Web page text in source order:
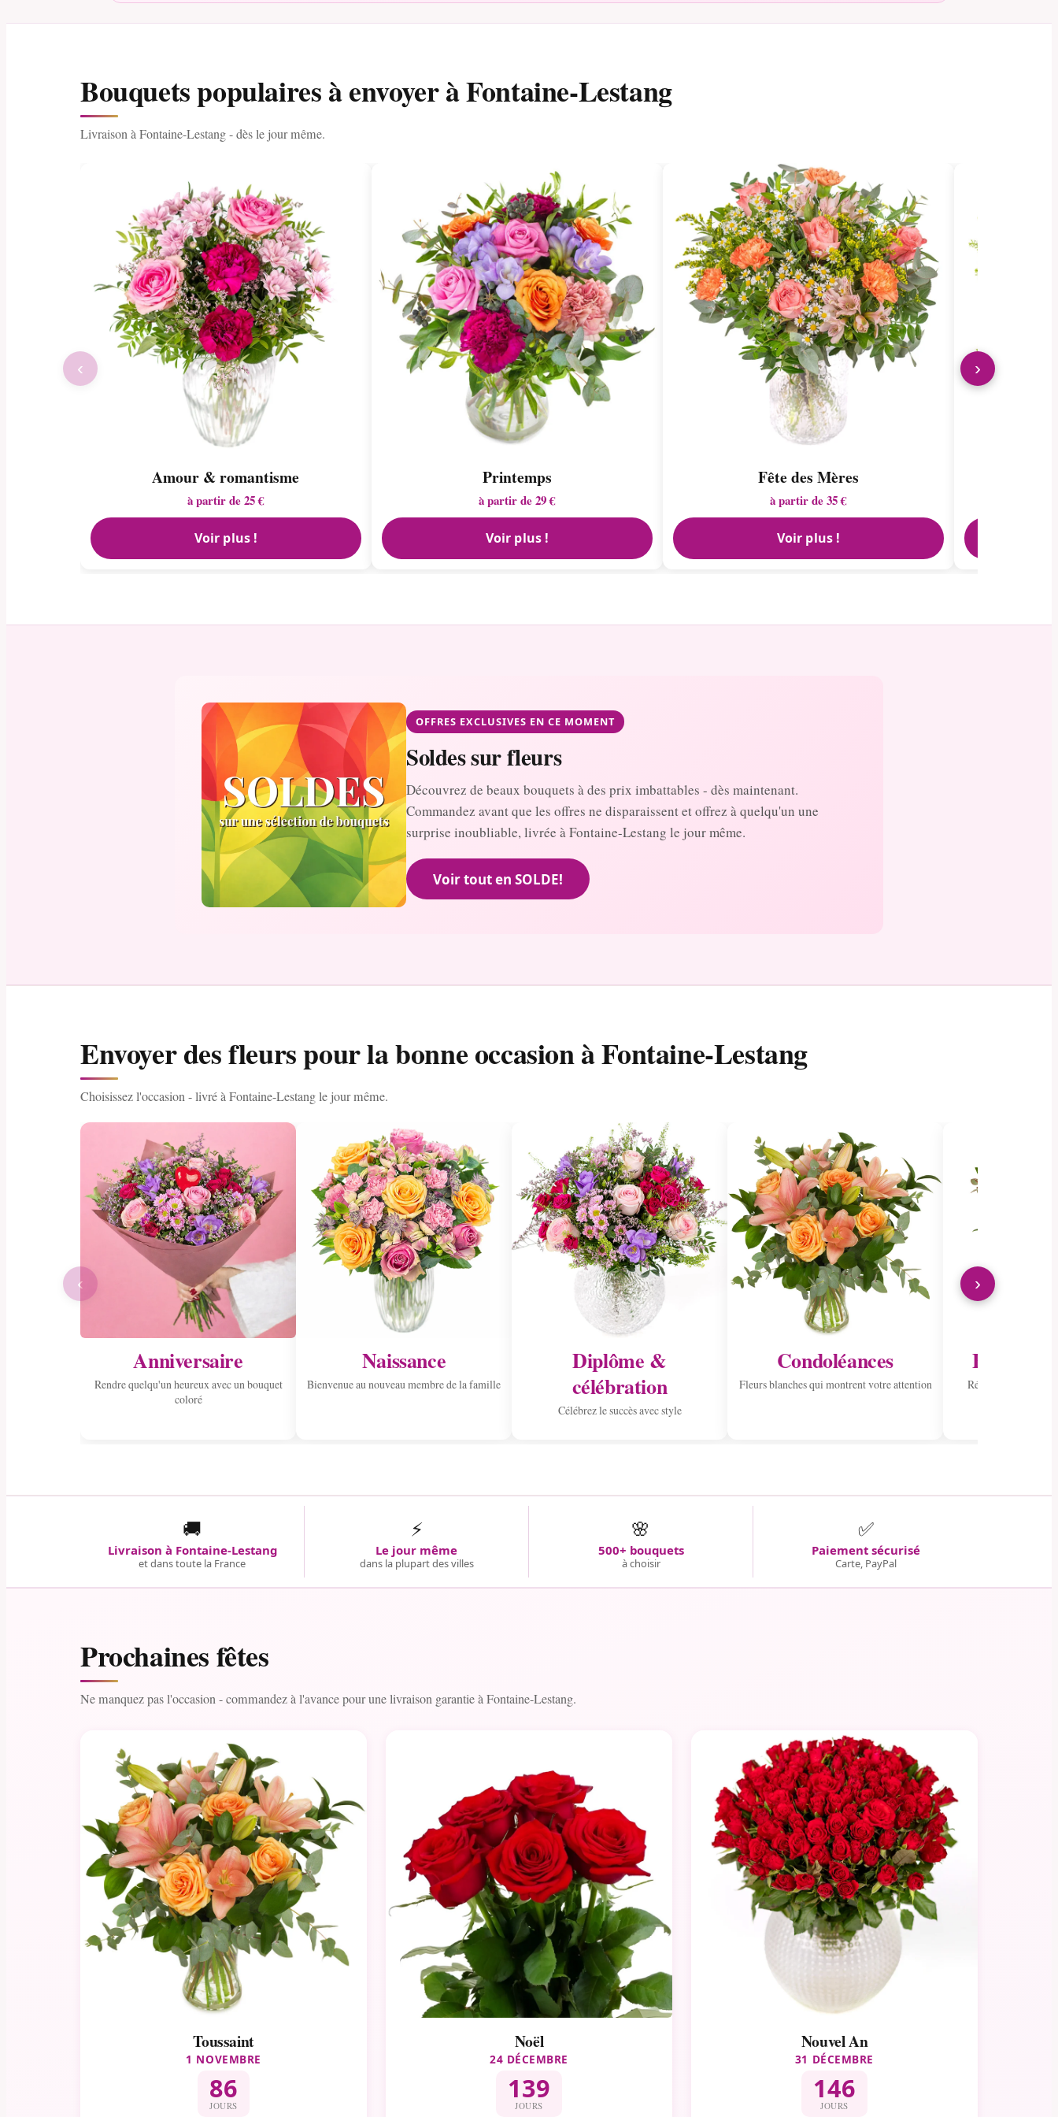
Bouquets populaires à envoyer à Fontaine-Lestang
Livraison à Fontaine-Lestang - dès le jour même.
Amour & romantisme
à partir de 25 €
Voir plus !
Printemps
à partir de 29 €
Voir plus !
Fête des Mères
à partir de 35 €
Voir plus !
‹ ›
OFFRES EXCLUSIVES EN CE MOMENT
Soldes sur fleurs
Découvrez de beaux bouquets à des prix imbattables - dès maintenant.
Commandez avant que les offres ne disparaissent et offrez à quelqu'un une
surprise inoubliable, livrée à Fontaine-Lestang le jour même.
Voir tout en SOLDE!
Envoyer des fleurs pour la bonne occasion à Fontaine-Lestang
Choisissez l'occasion - livré à Fontaine-Lestang le jour même.
Anniversaire
Rendre quelqu'un heureux avec un bouquet
coloré
Naissance
Bienvenue au nouveau membre de la famille
Diplôme &
célébration
Célébrez le succès avec style
Condoléances
Fleurs blanches qui montrent votre attention
Envoyer
Répandre la joie
‹ ›
🚚
Livraison à Fontaine-Lestang
et dans toute la France
⚡
Le jour même
dans la plupart des villes
🌸
500+ bouquets
à choisir
✅
Paiement sécurisé
Carte, PayPal
Prochaines fêtes
Ne manquez pas l'occasion - commandez à l'avance pour une livraison garantie à Fontaine-Lestang.
Toussaint
1 NOVEMBRE
86
JOURS
Noël
24 DÉCEMBRE
139
JOURS
Nouvel An
31 DÉCEMBRE
146
JOURS